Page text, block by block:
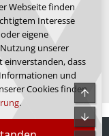
30.12.2019
gefällt dir das
im Forum de
Webseite finden
Interesse
oder eigene
unserer
einverstanden, dass
und
Cookies finden
.